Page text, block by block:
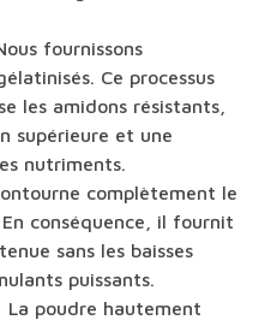
fournissons
Ce processus
les amidons résistants,
supérieure et une
nutriments.
complètement le
conséquence, il fournit
sans les baisses
puissants.
La poudre hautement